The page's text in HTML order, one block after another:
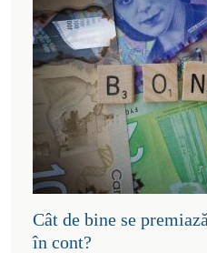
Cât de bine se
în cont?